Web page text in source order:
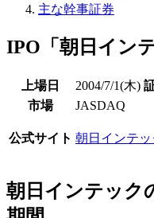
主な幹事証券
IPO「朝日イン
上場日 2004/7/1(木)
市場
JASDAQ
公式サイト 朝日インテッ
朝日インテック